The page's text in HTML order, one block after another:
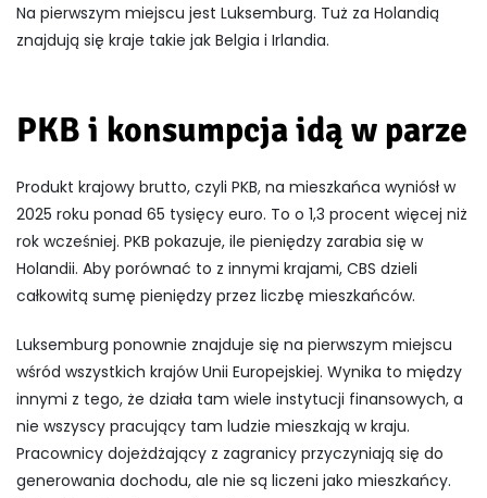
Na pierwszym miejscu jest Luksemburg. Tuż za Holandią
znajdują się kraje takie jak Belgia i Irlandia.
PKB i konsumpcja idą w parze
Produkt krajowy brutto, czyli PKB, na mieszkańca wyniósł w
2025 roku ponad 65 tysięcy euro. To o 1,3 procent więcej niż
rok wcześniej. PKB pokazuje, ile pieniędzy zarabia się w
Holandii. Aby porównać to z innymi krajami, CBS dzieli
całkowitą sumę pieniędzy przez liczbę mieszkańców.
Luksemburg ponownie znajduje się na pierwszym miejscu
wśród wszystkich krajów Unii Europejskiej. Wynika to między
innymi z tego, że działa tam wiele instytucji finansowych, a
nie wszyscy pracujący tam ludzie mieszkają w kraju.
Pracownicy dojeżdżający z zagranicy przyczyniają się do
generowania dochodu, ale nie są liczeni jako mieszkańcy.